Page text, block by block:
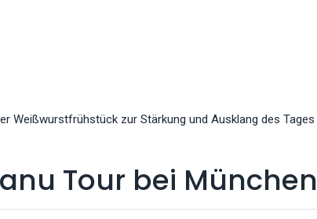
Weißwurstfrühstück zur Stärkung und Ausklang des Tages
Tour bei München